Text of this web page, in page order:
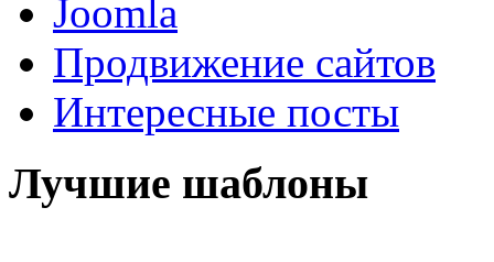
Joomla
Продвижение сайтов
Интересные посты
Лучшие шаблоны